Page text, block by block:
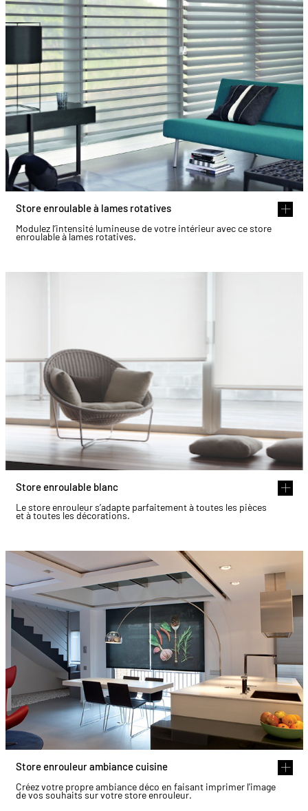
Store enroulable à lames rotatives
Modulez l’intensité lumineuse de votre intérieur avec ce store
enroulable à lames rotatives.
Store enroulable blanc
Le store enrouleur s’adapte parfaitement à toutes les pièces
et à toutes les décorations.
Store enrouleur ambiance cuisine
Créez votre propre ambiance déco en faisant imprimer l'image
de vos souhaits sur votre store enrouleur.